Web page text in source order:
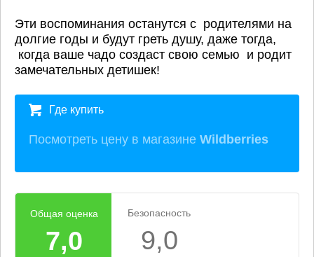
Эти воспоминания останутся с родителями на
долгие годы и будут греть душу, даже тогда,
когда ваше чадо создаст свою семью и родит
замечательных детишек!
Где купить
Посмотреть цену в магазине Wildberries
Общая оценка
7,0
Безопасность
9,0